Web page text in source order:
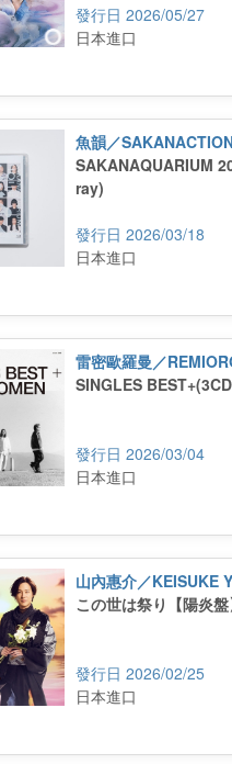
2026/05/27
日本進口
魚韻／
SAKANAQUARIUM
ray)
2026/03/18
日本進口
雷密歐羅曼／
SINGLES
2026/03/04
日本進口
山內惠介／KEISUKE
この世は祭り【陽炎
2026/02/25
日本進口